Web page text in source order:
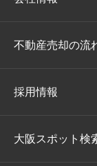
不動産売却の流
採用情報
大阪スポット検